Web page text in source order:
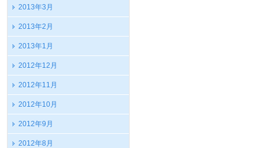
2013年3月
2013年2月
2013年1月
2012年12月
2012年11月
2012年10月
2012年9月
2012年8月